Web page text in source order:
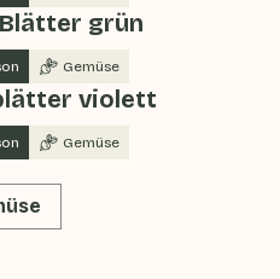
grün
Gemüse
violett
Gemüse